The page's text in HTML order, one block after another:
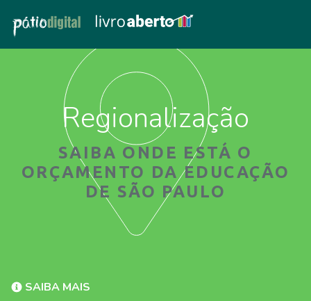
Regionalização
SAIBA ONDE ESTÁ O
ORÇAMENTO DA EDUCAÇÃO
DE SÃO PAULO
SAIBA MAIS